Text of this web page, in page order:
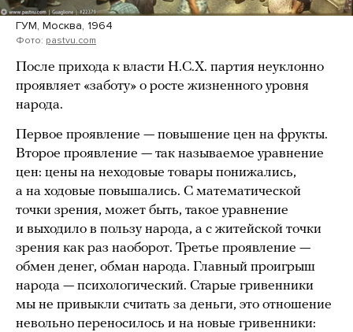
ГУМ, Москва, 1964
Фото: pastvu.com
После прихода к власти Н.C.X. партия неуклонно
проявляет «заботу» о росте жизненного уровня
народа.
Первое проявление — повышение цен на фрукты.
Второе проявление — так называемое уравнение
цен: цены на неходовые товары понижались,
а на ходовые повышались. С математической
точки зрения, может быть, такое уравнение
и выходило в пользу народа, а с житейской точки
зрения как раз наоборот. Третье проявление —
обмен денег, обман народа. Главный проигрыш
народа — психологический. Старые гривенники
мы не привыкли считать за деньги, это отношение
невольно переносилось и на новые гривенники: